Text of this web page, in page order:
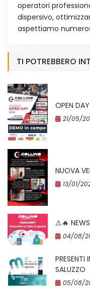
operatori
dispersivo,
aspettiamo
TI POTREBBERO
OPEN
21/05/
NUOVA
13/01/
⚠️​🔥​
04/08/
PRESENTI
SALUZZO
05/08/